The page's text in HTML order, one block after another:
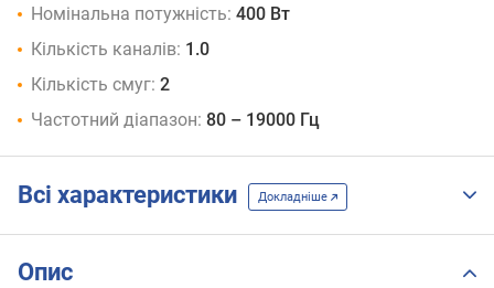
Номінальна потужність: 400 Вт
Кількість каналів: 1.0
Кількість смуг: 2
Частотний діапазон: 80 – 19000 Гц
Всі характеристики Докладніше
Опис